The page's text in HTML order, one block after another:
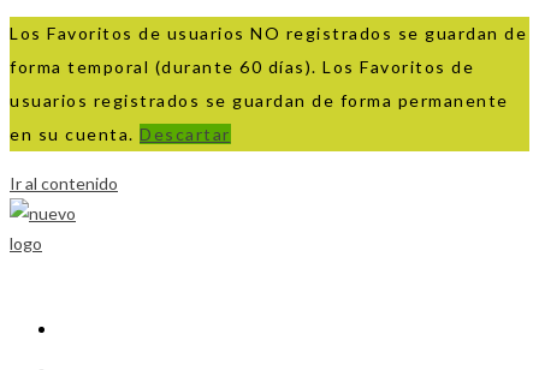
Los Favoritos de usuarios NO registrados se guardan de
forma temporal (durante 60 días). Los Favoritos de
usuarios registrados se guardan de forma permanente
en su cuenta. Descartar
Ir al contenido